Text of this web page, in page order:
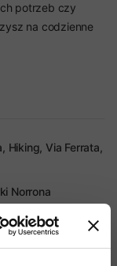
potrzeb czy
na codzienne
Hiking, Via Ferrata,
Norrona
bawełny-
z